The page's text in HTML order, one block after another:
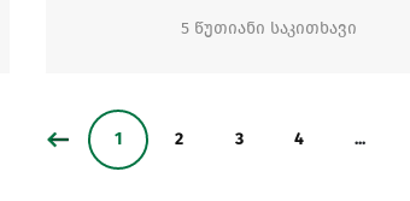
5 წუთიანი საკითხავი
1 2 3 4 ...